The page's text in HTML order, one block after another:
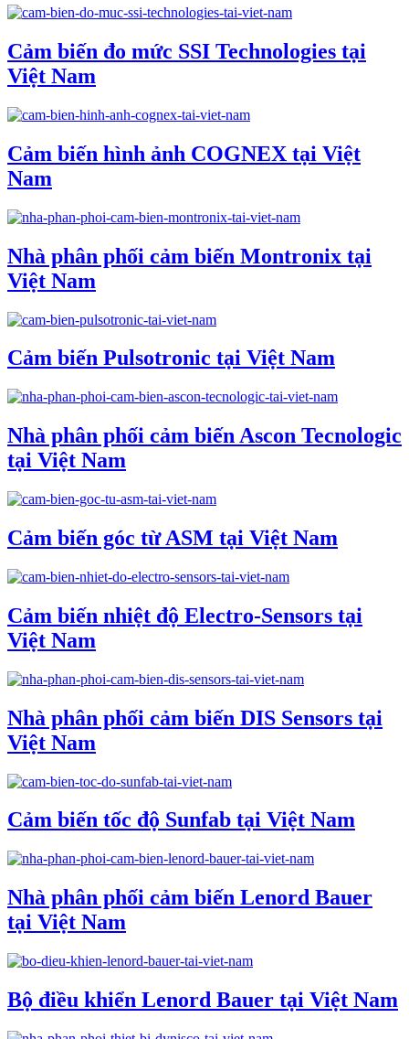
Cảm biến đo mức SSI Technologies tại
Việt Nam
Cảm biến hình ảnh COGNEX tại Việt
Nam
Nhà phân phối cảm biến Montronix tại
Việt Nam
Cảm biến Pulsotronic tại Việt Nam
Nhà phân phối cảm biến Ascon Tecnologic
tại Việt Nam
Cảm biến góc từ ASM tại Việt Nam
Cảm biến nhiệt độ Electro-Sensors tại
Việt Nam
Nhà phân phối cảm biến DIS Sensors tại
Việt Nam
Cảm biến tốc độ Sunfab tại Việt Nam
Nhà phân phối cảm biến Lenord Bauer
tại Việt Nam
Bộ điều khiển Lenord Bauer tại Việt Nam